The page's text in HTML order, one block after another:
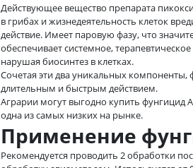
Действующее вещество препарата
в грибах и жизнедеятельность клеток
действие. Имеет паровую фазу, что
обеспечивает системное,
нарушая биосинтез в клетках.
Сочетая эти два уникальных компоненты,
длительным и быстрым действием.
Аграрии могут выгодно купить фунгицид
одна из самых низких на рынке.
Применение
Рекомендуется проводить 2 обработки